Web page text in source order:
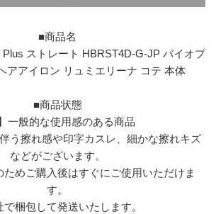
■商品名
ストレート HBRST4D-G-JP バイオプ
アアイロン リュミエリーナ コテ 本体
■商品状態
】一般的な使用感のある商品
う擦れ感や印字カスレ、細かな擦れキズ
などがございます。
ためご購入後はすぐにご使用いただけま
す。
で梱包して発送いたします。